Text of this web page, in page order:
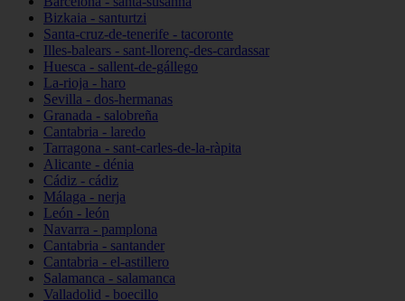
Bizkaia - santurtzi
Santa-cruz-de-tenerife - tacoronte
Illes-balears - sant-llorenç-des-cardassar
Huesca - sallent-de-gállego
La-rioja - haro
Sevilla - dos-hermanas
Granada - salobreña
Cantabria - laredo
Tarragona - sant-carles-de-la-ràpita
Alicante - dénia
Cádiz - cádiz
Málaga - nerja
León - león
Navarra - pamplona
Cantabria - santander
Cantabria - el-astillero
Salamanca - salamanca
Valladolid - boecillo